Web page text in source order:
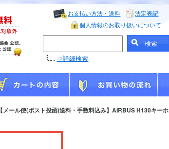
お支払い方法・送料
法定表記
個人情報のお取り扱いについて
⇒詳細検索
【メール便(ポスト投函)送料・手数料込み】AIRBUS H130キーホ